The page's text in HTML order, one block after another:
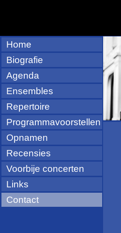
Home
Biografie
Agenda
Ensembles
Repertoire
Programmavoorstellen
Opnamen
Recensies
Voorbije concerten
Links
Contact